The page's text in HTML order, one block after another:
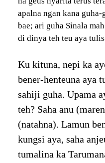
apalna ngan kana
bae; ari guha Sinala
di dinya teh teu aya
Ku kituna, nepi ka
bener-henteuna aya
sahiji guha. Upama
teh? Saha anu
(natahna). Lamun
kungsi aya, saha
tumalina ka